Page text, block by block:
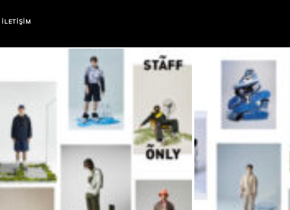
İLETIŞIM